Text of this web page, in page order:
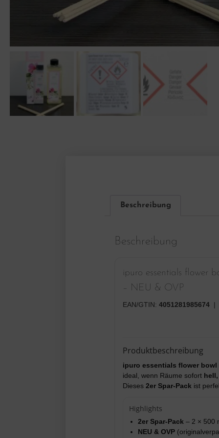
Beschreibung
Beschreibung
ipuro essentials flower
– NEU & OVP
EAN/GTIN:4051281985674 |
Produktbeschreibung
ipuro essentials flower bowl
ideal, wenn Räume sofort
Dieses2er Spar-Pack ist
Highlights
2er Spar-Pack – 2 × 500
NEU & OVP